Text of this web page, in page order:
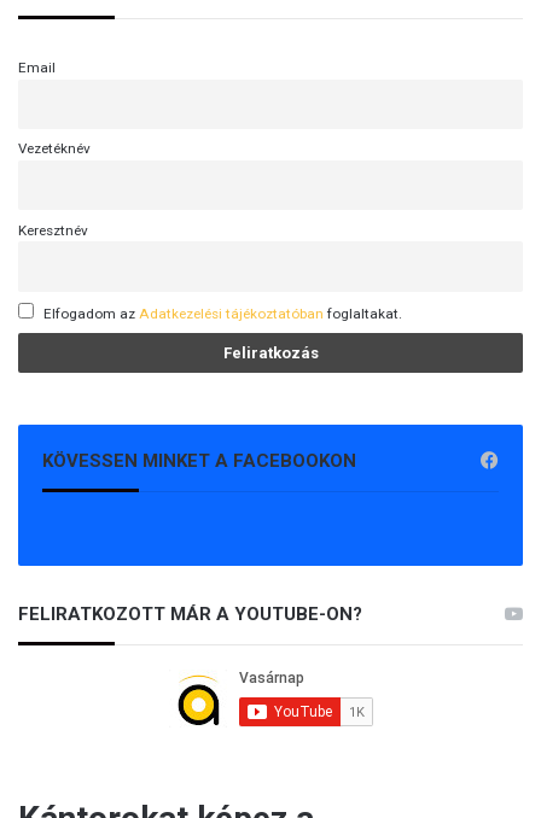
Email
Vezetéknév
Keresztnév
Elfogadom az Adatkezelési tájékoztatóban foglaltakat.
KÖVESSEN MINKET A FACEBOOKON
FELIRATKOZOTT MÁR A YOUTUBE-ON?